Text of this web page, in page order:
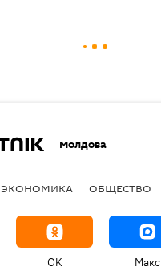
Молдова
ЭКОНОМИКА ОБЩЕСТВО
OK Макс